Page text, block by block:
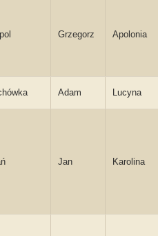
Grzegorz Apolonia
Adam Lucyna
Jan Karolina